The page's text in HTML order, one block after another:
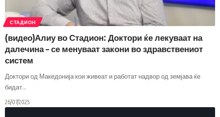
СТАДИОН
(видео)Алиу во Стадион: Доктори ќе лекуваат на
далечина – се менуваат закони во здравствениот
систем
Доктори од Македонија кои живеат и работат надвор од земјава ќе
бидат…
26/07/2025